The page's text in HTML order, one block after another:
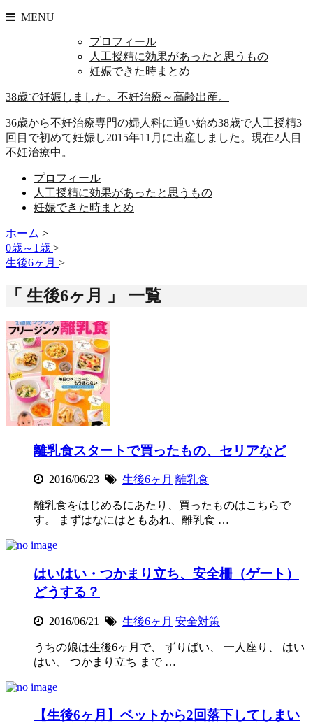
MENU
プロフィール
人工授精に効果があったと思うもの
妊娠できた時まとめ
38歳で妊娠しました。不妊治療～高齢出産。
36歳から不妊治療専門の婦人科に通い始め38歳で人工授精3
回目で初めて妊娠し2015年11月に出産しました。現在2人目
不妊治療中。
プロフィール
人工授精に効果があったと思うもの
妊娠できた時まとめ
ホーム >
0歳～1歳 >
生後6ヶ月 >
「 生後6ヶ月 」 一覧
離乳食スタートで買ったもの、セリアなど
2016/06/23 生後6ヶ月 離乳食
離乳食をはじめるにあたり、買ったものはこちらで
す。 まずはなにはともあれ、離乳食 …
はいはい・つかまり立ち、安全柵（ゲート）
どうする？
2016/06/21 生後6ヶ月 安全対策
うちの娘は生後6ヶ月で、 ずりばい、 一人座り、 はい
はい、 つかまり立ち まで …
【生後6ヶ月】ベットから2回落下してしまい